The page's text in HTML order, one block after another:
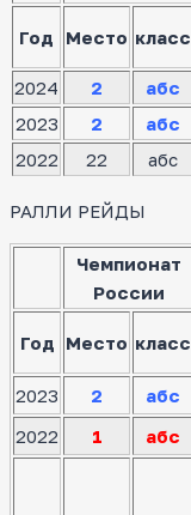
Год Место класс
2024
2
абс
2023
2
абс
2022
22 абс
РАЛЛИ РЕЙДЫ
Чемпионат
России
Год Место класс
2023
2
абс
2022
1 абс